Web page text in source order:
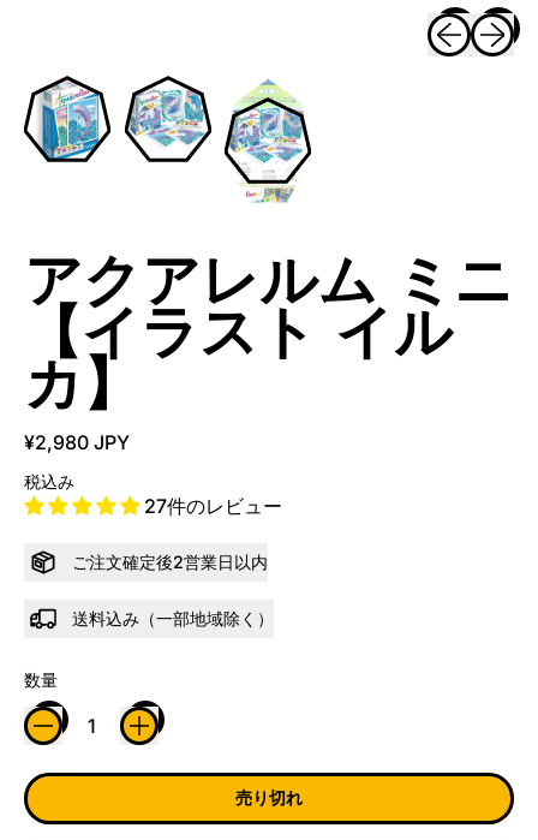
アクアレルム ミニ
【イラスト イル
カ】
¥2,980 JPY
税込み
27件のレビュー
ご注文確定後2営業日以内
送料込み（一部地域除く）
数量
売り切れ